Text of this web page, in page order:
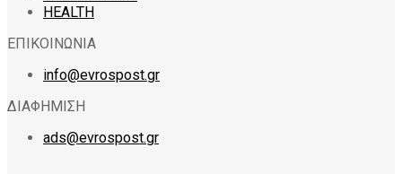
HEALTH
ΕΠΙΚΟΙΝΩΝΙΑ
info@evrospost.gr
ΔΙΑΦΗΜΙΣΗ
ads@evrospost.gr